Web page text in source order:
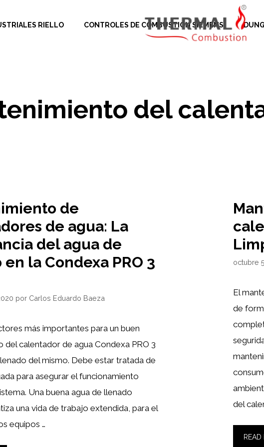
RIELLO CONTROLES DE COMBUSTIÓN SIEMENS
del
de
de agua: La
del agua de
la Condexa PRO 3
por Carlos Eduardo Baeza
más importantes para un buen
del calentador de agua Condexa PRO 3
del mismo. Debe estar tratada de
para asegurar el funcionamiento
Una buena agua de llenado
una vida de trabajo extendida, para el
equipos …
octubre
El
de
del
READ